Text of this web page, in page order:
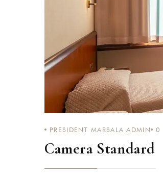
PRESIDENT MARSALA ADMIN 0
Camera Standard